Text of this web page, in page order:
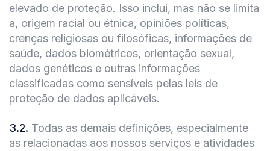
elevado de proteção. Isso inclui, mas não se limita
a, origem racial ou étnica, opiniões políticas,
crenças religiosas ou filosóficas, informações de
saúde, dados biométricos, orientação sexual,
dados genéticos e outras informações
classificadas como sensíveis pelas leis de
proteção de dados aplicáveis.
3.2. Todas as demais definições, especialmente
as relacionadas aos nossos serviços e atividades